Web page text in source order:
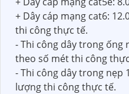
+ Dây cáp mạng cat6:
thi công thực tế.
- Thi công dây trong ống
theo số mét thi công
- Thi công dây trong nẹp
lượng thi công thực tế.